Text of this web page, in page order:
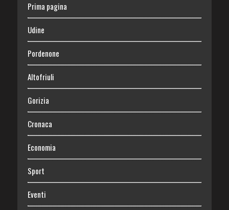
Prima pagina
Udine
Pordenone
Altofriuli
Gorizia
Cronaca
Economia
Sport
Eventi